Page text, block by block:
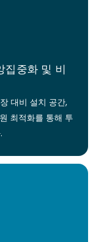
집중화 및 비
대비 설치 공간,
최적화를 통해 투